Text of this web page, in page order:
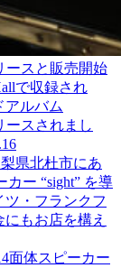
ースと販売開始
で収録され
アルバム
ースされまし
県北杜市にあ
カー “sight” を導
・フランクフ
もお店を構え
面体スピーカー